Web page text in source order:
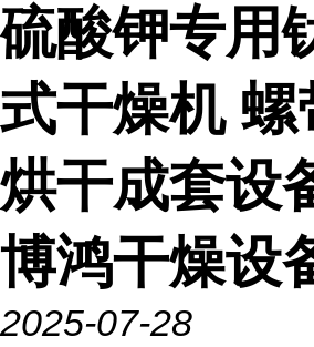
硫酸钾专用
式干燥机 螺
烘干成套设
博鸿干燥设
2025-07-28